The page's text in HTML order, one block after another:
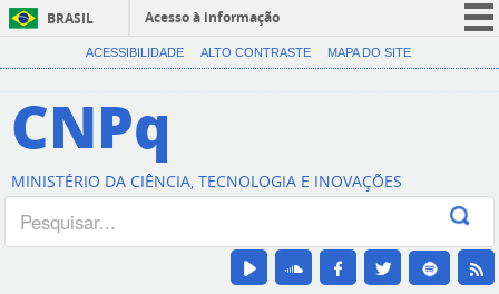
BRASIL
Acesso à informação
CORONAVÍRUS (COVID-19)
Canais
ACESSIBILIDADE ALTO CONTRASTE MAPA DO SITE
CNPq
MINISTÉRIO DA CIÊNCIA, TECNOLOGIA E INOVAÇÕES